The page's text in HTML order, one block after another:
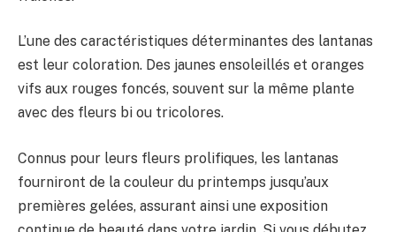
L’une des caractéristiques déterminantes des lantanas
est leur coloration. Des jaunes ensoleillés et oranges
vifs aux rouges foncés, souvent sur la même plante
avec des fleurs bi ou tricolores.
Connus pour leurs fleurs prolifiques, les lantanas
fourniront de la couleur du printemps jusqu’aux
premières gelées, assurant ainsi une exposition